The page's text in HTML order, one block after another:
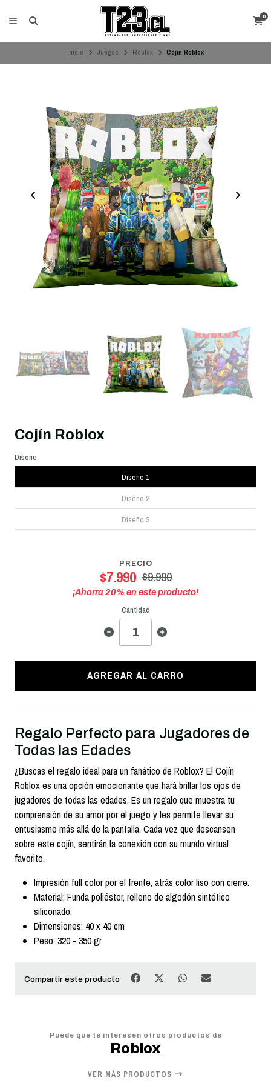
0
Inicio Juegos Roblox Cojín Roblox
Cojín Roblox
Diseño
Diseño 1
Diseño 2
Diseño 3
PRECIO
$7.990 $9.990
¡Ahorra20% en este producto!
Cantidad
AGREGAR AL CARRO
Regalo Perfecto para Jugadores de
Todas las Edades
¿Buscas el regalo ideal para un fanático de Roblox? El Cojín
Roblox es una opción emocionante que hará brillar los ojos de
jugadores de todas las edades. Es un regalo que muestra tu
comprensión de su amor por el juego y les permite llevar su
entusiasmo más allá de la pantalla. Cada vez que descansen
sobre este cojín, sentirán la conexión con su mundo virtual
favorito.
Impresión full color por el frente, atrás color liso con cierre.
Material: Funda poliéster, relleno de algodón sintético
siliconado.
Dimensiones: 40 x 40 cm
Peso: 320 - 350 gr
Compartir este producto
Puede que te interesen otros productos de
Roblox
VER MÁS PRODUCTOS